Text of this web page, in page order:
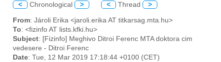
< Chronological > < Thread >
From: Jároli Erika <jaroli.erika AT titkarsag.mta.hu>
To: <fizinfo AT lists.kfki.hu>
Subject: [Fizinfo] Meghivo Ditroi Ferenc MTA doktora cim
vedesere - Ditroi Ferenc
Date: Tue, 12 Mar 2019 17:18:44 +0100 (CET)